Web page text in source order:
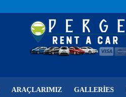
ARAÇLARIMIZ GALLERIES